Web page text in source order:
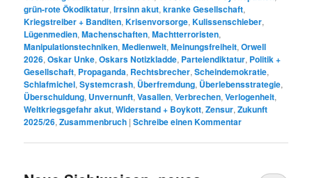
grün-rote Ökodiktatur,Irrsinn akut,kranke Gesellschaft,
Kriegstreiber + Banditen,Krisenvorsorge,Kulissenschieber,
Lügenmedien,Machenschaften,Machtterroristen,
Manipulationstechniken,Medienwelt,Meinungsfreiheit,Orwell
2026,Oskar Unke,Oskars Notizkladde, Parteiendiktatur, Politik +
Gesellschaft, Propaganda, Rechtsbrecher,Scheindemokratie,
Schlafmichel,Systemcrash, Überfremdung, Überlebensstrategie,
Überschuldung, Unvernunft,Vasallen,Verbrechen,Verlogenheit,
Weltkriegsgefahr akut,Widerstand + Boykott,Zensur,Zukunft
2025/26,Zusammenbruch |Schreibe einen Kommentar